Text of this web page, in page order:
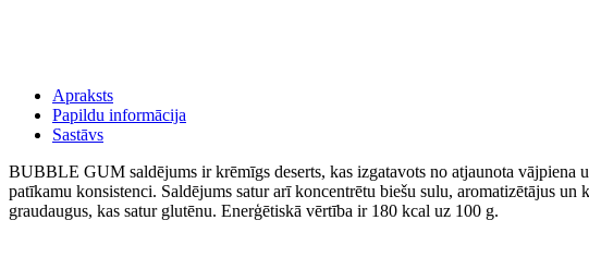
Apraksts
Papildu informācija
Sastāvs
BUBBLE GUM saldējums ir krēmīgs deserts, kas izgatavots no atjaunota vājpiena
patīkamu konsistenci. Saldējums satur arī koncentrētu biešu sulu, aromatizētājus
graudaugus, kas satur glutēnu. Enerģētiskā vērtība ir 180 kcal uz 100 g.